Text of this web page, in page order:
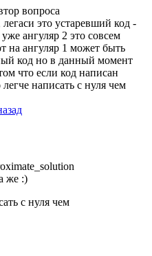
вопроса
это устаревший код -
ангуляр 2 это совсем
на ангуляр 1 может быть
код но в данный момент
что если код написан
написать с нуля чем
же :)
с нуля чем